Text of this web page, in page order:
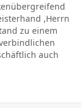
,Herrn
zu einem
auch